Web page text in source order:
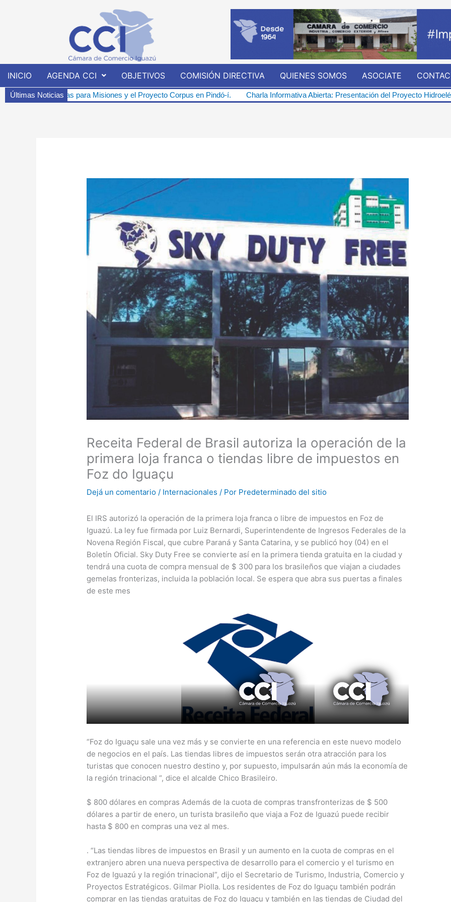
INICIO AGENDA CCI OBJETIVOS COMISIÓN DIRECTIVA QUIENES SOMOS ASOCIATE
Últimas Noticias
para Misiones y el Proyecto Corpus en Pindó-í. Charla Informativa Abierta: Presentación del Proyecto Hidroeléctrico “Represa
Receita Federal de Brasil autoriza la operación de la
primera loja franca o tiendas libre de impuestos en
Foz do Iguaçu
Dejá un comentario / Internacionales / Por Predeterminado del sitio
El IRS autorizó la operación de la primera loja franca o libre de impuestos en Foz de
Iguazú. La ley fue firmada por Luiz Bernardi, Superintendente de Ingresos Federales de la
Novena Región Fiscal, que cubre Paraná y Santa Catarina, y se publicó hoy (04) en el
Boletín Oficial. Sky Duty Free se convierte así en la primera tienda gratuita en la ciudad y
tendrá una cuota de compra mensual de $ 300 para los brasileños que viajan a ciudades
gemelas fronterizas, incluida la población local. Se espera que abra sus puertas a finales
de este mes
“Foz do Iguaçu sale una vez más y se convierte en una referencia en este nuevo modelo
de negocios en el país. Las tiendas libres de impuestos serán otra atracción para los
turistas que conocen nuestro destino y, por supuesto, impulsarán aún más la economía de
la región trinacional “, dice el alcalde Chico Brasileiro.
$ 800 dólares en compras Además de la cuota de compras transfronterizas de $ 500
dólares a partir de enero, un turista brasileño que viaja a Foz de Iguazú puede recibir
hasta $ 800 en compras una vez al mes.
. “Las tiendas libres de impuestos en Brasil y un aumento en la cuota de compras en el
extranjero abren una nueva perspectiva de desarrollo para el comercio y el turismo en
Foz de Iguazú y la región trinacional”, dijo el Secretario de Turismo, Industria, Comercio y
Proyectos Estratégicos. Gilmar Piolla. Los residentes de Foz do Iguaçu también podrán
comprar en las tiendas gratuitas de Foz do Iguaçu y también en las tiendas de Ciudad del